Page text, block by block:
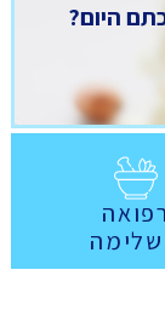
היום?
רפואה